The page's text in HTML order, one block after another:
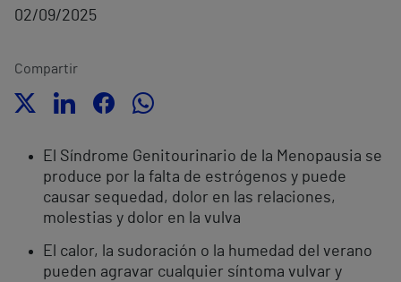
02/09/2025
Compartir
El Síndrome Genitourinario de la Menopausia se
produce por la falta de estrógenos y puede
causar sequedad, dolor en las relaciones,
molestias y dolor en la vulva
El calor, la sudoración o la humedad del verano
pueden agravar cualquier síntoma vulvar y